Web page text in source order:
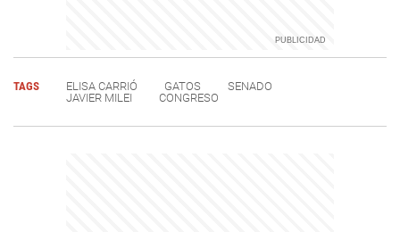
TAGS ELISA CARRIÓ GATOS
SENADO
JAVIER MILEI
CONGRESO